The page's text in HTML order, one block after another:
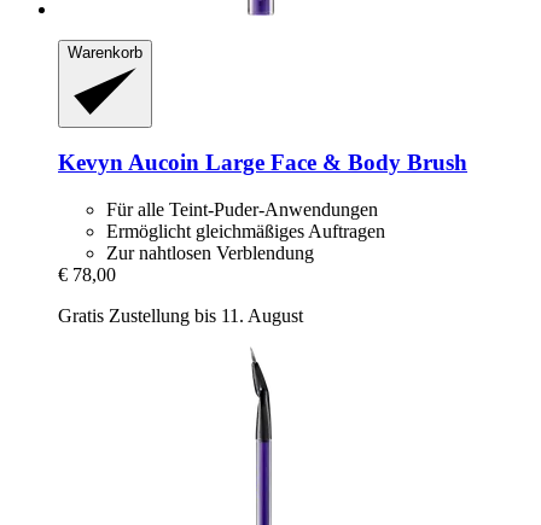
Warenkorb
Kevyn Aucoin Large Face & Body Brush
Für alle Teint-Puder-Anwendungen
Ermöglicht gleichmäßiges Auftragen
Zur nahtlosen Verblendung
€ 78,00
Gratis Zustellung bis 11. August